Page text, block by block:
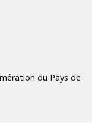
du Pays de